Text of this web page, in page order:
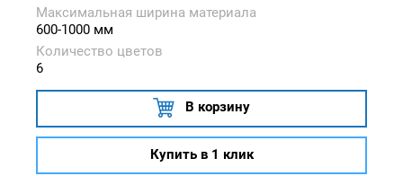
Максимальная ширина материала
600-1000 мм
Количество цветов
6
В корзину
Купить в 1 клик